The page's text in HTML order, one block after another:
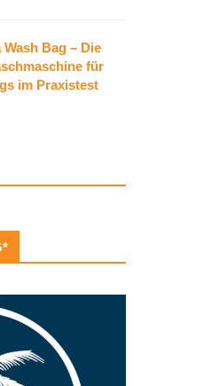
Bag – Die
für
im Praxistest